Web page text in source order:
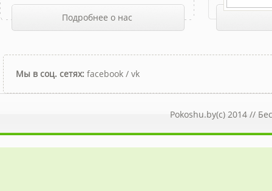
Подробнее о нас
Мы в соц. сетях: facebook / vk
Pokoshu.by(c) 2014 //